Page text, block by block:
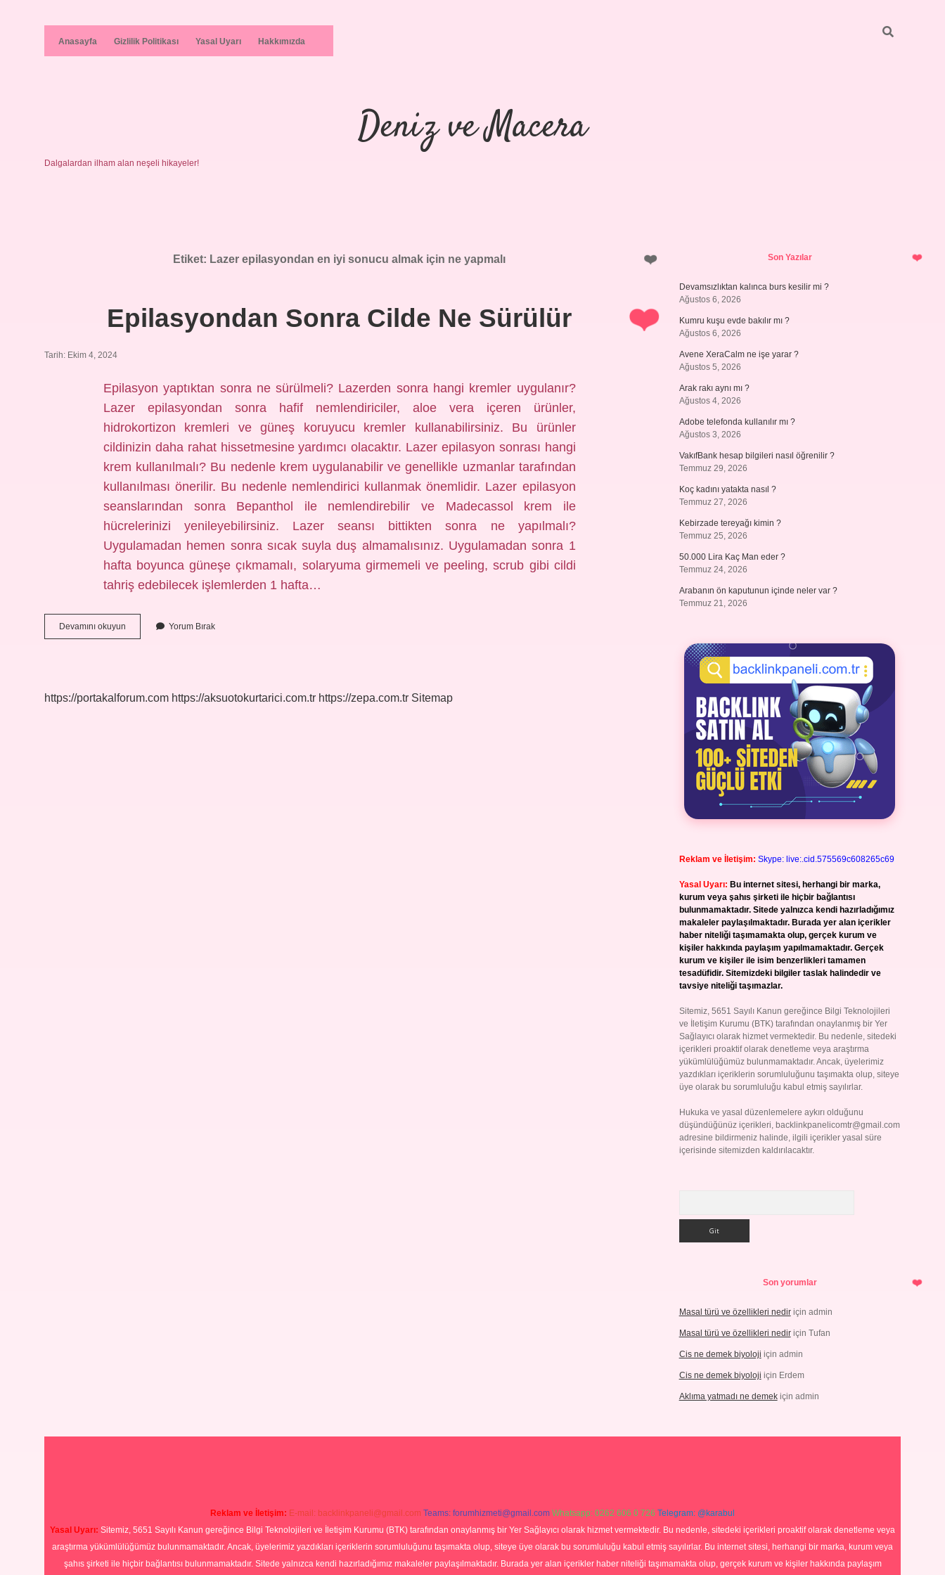
Anasayfa Gizlilik Politikası Yasal Uyarı Hakkımızda
Deniz ve Macera
Dalgalardan ilham alan neşeli hikayeler!
Etiket: Lazer epilasyondan en iyi sonucu almak için ne yapmalı
Epilasyondan Sonra Cilde Ne Sürülür
Tarih: Ekim 4, 2024
Epilasyon yaptıktan sonra ne sürülmeli? Lazerden sonra hangi kremler uygulanır?
Lazer epilasyondan sonra hafif nemlendiriciler, aloe vera içeren ürünler,
hidrokortizon kremleri ve güneş koruyucu kremler kullanabilirsiniz. Bu ürünler
cildinizin daha rahat hissetmesine yardımcı olacaktır. Lazer epilasyon sonrası hangi
krem kullanılmalı? Bu nedenle krem ​​uygulanabilir ve genellikle uzmanlar tarafından
kullanılması önerilir. Bu nedenle nemlendirici kullanmak önemlidir. Lazer epilasyon
seanslarından sonra Bepanthol ile nemlendirebilir ve Madecassol krem ​​ile
hücrelerinizi yenileyebilirsiniz. Lazer seansı bittikten sonra ne yapılmalı?
Uygulamadan hemen sonra sıcak suyla duş almamalısınız. Uygulamadan sonra 1
hafta boyunca güneşe çıkmamalı, solaryuma girmemeli ve peeling, scrub gibi cildi
tahriş edebilecek işlemlerden 1 hafta…
Devamını okuyun Epilasyondan
Sonra
Yorum Bırak
https://portakalforum.com https://aksuotokurtarici.com.tr https://zepa.com.tr Sitemap
SidebarSon Yazılar
Devamsızlıktan kalınca burs kesilir mi ?
Ağustos 6, 2026
Kumru kuşu evde bakılır mı ?
Ağustos 6, 2026
Avene XeraCalm ne işe yarar ?
Ağustos 5, 2026
Arak rakı aynı mı ?
Ağustos 4, 2026
Adobe telefonda kullanılır mı ?
Ağustos 3, 2026
VakıfBank hesap bilgileri nasıl öğrenilir ?
Temmuz 29, 2026
Koç kadını yatakta nasıl ?
Temmuz 27, 2026
Kebirzade tereyağı kimin ?
Temmuz 25, 2026
50.000 Lira Kaç Man eder ?
Temmuz 24, 2026
Arabanın ön kaputunun içinde neler var ?
Temmuz 21, 2026
Reklam ve İletişim: Skype: live:.cid.575569c608265c69
Yasal Uyarı: Bu internet sitesi, herhangi bir marka,
kurum veya şahıs şirketi ile hiçbir bağlantısı
bulunmamaktadır. Sitede yalnızca kendi hazırladığımız
makaleler paylaşılmaktadır. Burada yer alan içerikler
haber niteliği taşımamakta olup, gerçek kurum ve
kişiler hakkında paylaşım yapılmamaktadır. Gerçek
kurum ve kişiler ile isim benzerlikleri tamamen
tesadüfidir. Sitemizdeki bilgiler taslak halindedir ve
tavsiye niteliği taşımazlar.
Sitemiz, 5651 Sayılı Kanun gereğince Bilgi Teknolojileri
ve İletişim Kurumu (BTK) tarafından onaylanmış bir Yer
Sağlayıcı olarak hizmet vermektedir. Bu nedenle, sitedeki
içerikleri proaktif olarak denetleme veya araştırma
yükümlülüğümüz bulunmamaktadır. Ancak, üyelerimiz
yazdıkları içeriklerin sorumluluğunu taşımakta olup, siteye
üye olarak bu sorumluluğu kabul etmiş sayılırlar.
Hukuka ve yasal düzenlemelere aykırı olduğunu
düşündüğünüz içerikleri, backlinkpanelicomtr@gmail.com
adresine bildirmeniz halinde, ilgili içerikler yasal süre
içerisinde sitemizden kaldırılacaktır.
Son yorumlar
Masal türü ve özellikleri nediriçin admin
Masal türü ve özellikleri nediriçin Tufan
Cis ne demek biyoloji için admin
Cis ne demek biyoloji için Erdem
Aklıma yatmadı ne demekiçin admin
Reklam ve İletişim: E-mail: backlinkpaneli@gmail.com Teams: forumhizmeti@gmail.com Whatsapp: 0262 606 0 726 Telegram: @karabul
Yasal Uyarı: Sitemiz, 5651 Sayılı Kanun gereğince Bilgi Teknolojileri ve İletişim Kurumu (BTK) tarafından onaylanmış bir Yer Sağlayıcı olarak hizmet vermektedir. Bu nedenle, sitedeki içerikleri proaktif olarak denetleme veya
araştırma yükümlülüğümüz bulunmamaktadır. Ancak, üyelerimiz yazdıkları içeriklerin sorumluluğunu taşımakta olup, siteye üye olarak bu sorumluluğu kabul etmiş sayılırlar. Bu internet sitesi, herhangi bir marka, kurum veya
şahıs şirketi ile hiçbir bağlantısı bulunmamaktadır. Sitede yalnızca kendi hazırladığımız makaleler paylaşılmaktadır. Burada yer alan içerikler haber niteliği taşımamakta olup, gerçek kurum ve kişiler hakkında paylaşım